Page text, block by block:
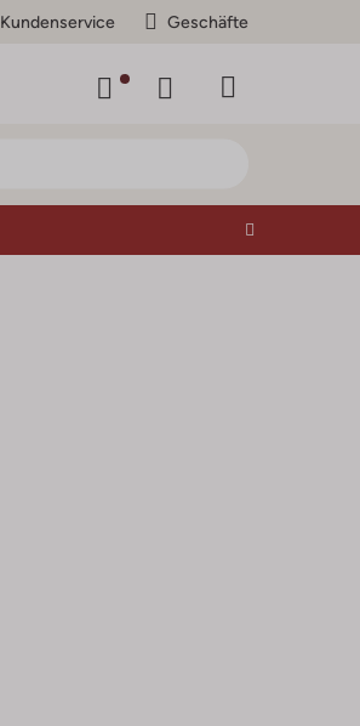
Kundenservice Geschäfte